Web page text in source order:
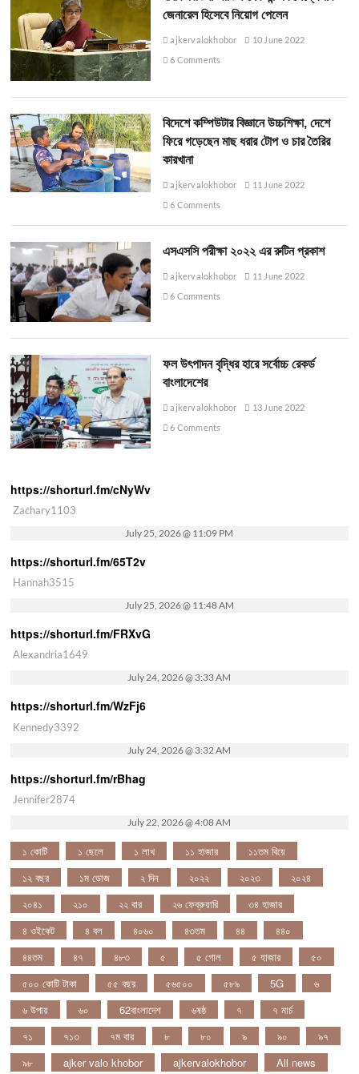
জেনারেল হিসেবে নিয়োগ পেলেন
ajkervalokhobor
10 June 2022
6 Comments
বিদেশে কম্পিউটার বিজ্ঞানে উচ্চশিক্ষা, দেশে
ফিরে গড়েছেন মাছ ধরার টোপ ও চার তৈরির
কারখানা
ajkervalokhobor
11 June 2022
6 Comments
এসএসসি পরীক্ষা ২০২২ এর রুটিন প্রকাশ
ajkervalokhobor
11 June 2022
6 Comments
ফল উৎপাদন বৃদ্ধির হারে সর্বোচ্চ রেকর্ড
বাংলাদেশের
ajkervalokhobor
13 June 2022
6 Comments
https://shorturl.fm/cNyWv
Zachary1103
July 25, 2026 @ 11:09 PM
https://shorturl.fm/65T2v
Hannah3515
July 25, 2026 @ 11:48 AM
https://shorturl.fm/FRXvG
Alexandria1649
July 24, 2026 @ 3:33 AM
https://shorturl.fm/WzFj6
Kennedy3392
July 24, 2026 @ 3:32 AM
https://shorturl.fm/rBhag
Jennifer2874
July 22, 2026 @ 4:08 AM
১ কোটি ১ ছেলে ১ লাখ ১১ হাজার
১১তম বিয়ে
১২ বছর
১ম ডোজ ২ দিন ২০২২ ২০২৩
২০২৪
২০৪১
২১০ ২২ বার ২৬ ফেব্রুয়ারি
৩৪ হাজার
৪ ওইকেট
৪ বল ৪০৬০ ৪৩তম ৪৪
৪৪০
৪৪তম
৪৭ ৪৮৩ ৫ ৫ গোল ৫ হাজার
৫০
৫০০ কোটি টাকা
৫৫ বছর ৫৬৫০০ ৫৮৯ 5G
৬
৬ উপায়
৬০ 62বাংলাদেশ ৬ষষ্ঠ ৭
৭ মার্চ
৭১
৭১৩ ৭ম বার ৮ ৮০ ৯ ৯০
৯৭
৯৮
ajker valo khobor ajkervalokhobor
All news